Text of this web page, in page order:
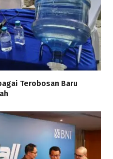
Terobosan Baru